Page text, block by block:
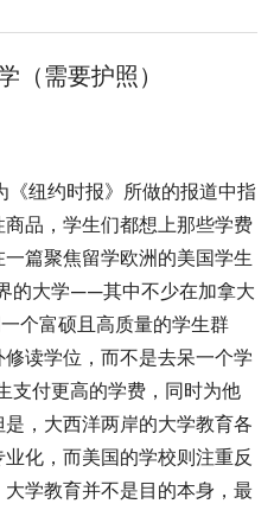
（需要护照）
纽约时报》所做的报道中指
品，学生们都想上那些学费
篇聚焦留学欧洲的美国学生
的大学——其中不少在加拿大
个富硕且高质量的学生群
读学位，而不是去呆一个学
支付更高的学费，同时为他
，大西洋两岸的大学教育各
化，而美国的学校则注重反
学教育并不是目的本身，最